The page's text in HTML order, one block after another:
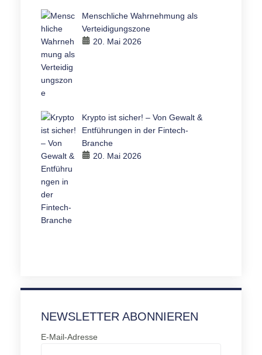
Menschliche Wahrnehmung als
Verteidigungszone
20. Mai 2026
Krypto ist sicher! – Von Gewalt &
Entführungen in der Fintech-
Branche
20. Mai 2026
NEWSLETTER ABONNIEREN
E-Mail-Adresse